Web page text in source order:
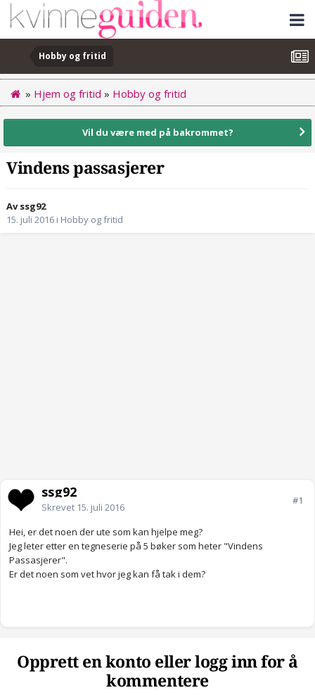
Hobby og fritid
» Hjem og fritid » Hobby og fritid
Vil du være med på bakrommet?
Vindens passasjerer
Av ssg92
15. juli 2016 i Hobby og fritid
ssg92
Skrevet 15. juli 2016
#1
Hei, er det noen der ute som kan hjelpe meg?
Jeg leter etter en tegneserie på 5 bøker som heter "Vindens
Passasjerer".
Er det noen som vet hvor jeg kan få tak i dem?
Opprett en konto eller logg inn for å
kommentere